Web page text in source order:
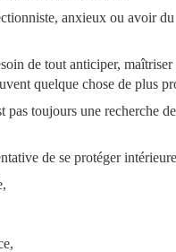
anxieux ou avoir
de tout anticiper, maîtriser
quelque chose de plus
pas toujours une recherche de
de se protéger